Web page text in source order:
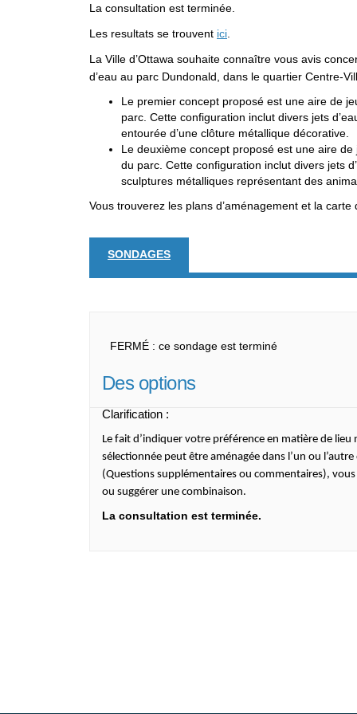
La consultation est terminée.
Les resultats se trouvent ici
La Ville d’Ottawa souhaite connaître vous avis
d’eau au parc Dundonald, dans le quartier Centre-
Le premier concept proposé est une aire de
parc. Cette configuration inclut divers jets
entourée d’une clôture métallique décorative.
Le deuxième concept proposé est une aire
du parc. Cette configuration inclut divers jets
sculptures métalliques représentant des
Vous trouverez les plans d’aménagement et la
SONDAGES
FERMÉ : ce sondage est terminé
Des options
Clarification :
Le fait d’indiquer votre préférence en matière de
sélectionnée peut être aménagée dans l’un ou
(Questions supplémentaires ou commentaires),
ou suggérer une combinaison.
La consultation est terminée.